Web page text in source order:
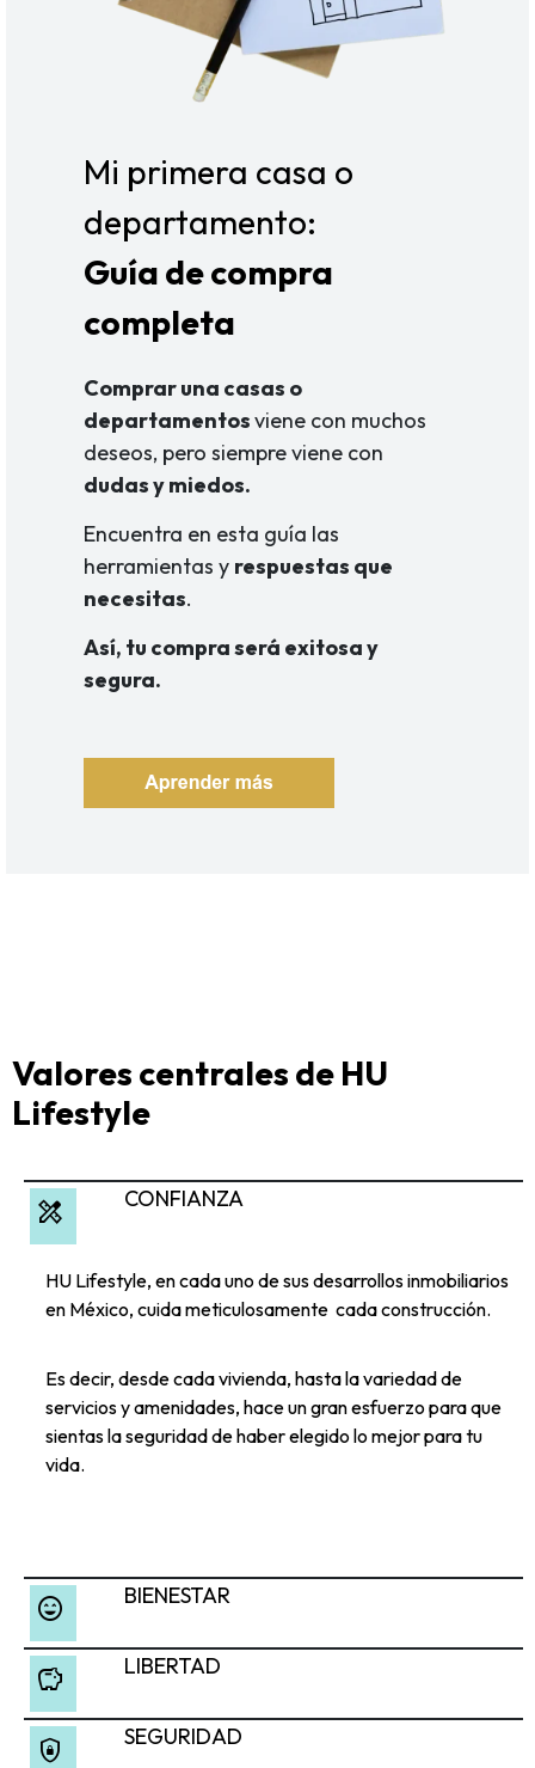
Mi primera casa o
departamento:
Guía de compra
completa
Comprar una casas o
departamentosviene con muchos
deseos, pero siempre viene con
dudas y miedos.
Encuentra en esta guía las
herramientas y respuestas que
necesitas.
Así, tu compra será exitosa y
segura.
Valores centrales de HU
Lifestyle
CONFIANZA
design_services
HU Lifestyle, en cada uno de sus desarrollos inmobiliarios
en México, cuida meticulosamente cada construcción.
Es decir, desde cada vivienda, hasta la variedad de
servicios y amenidades, hace un gran esfuerzo para que
sientas la seguridad de haber elegido lo mejor para tu
vida.
BIENESTAR
sentiment_very_satisfied
LIBERTAD
savings
SEGURIDAD
shield_lock